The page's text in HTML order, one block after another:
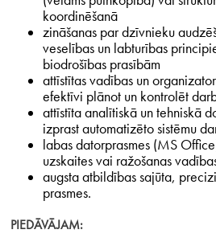
koordinēšanā
zināšanas par dzīvnieku
veselības un labturības
biodrošības prasībām
attīstītas vadības un
efektīvi plānot un kontrolēt
attīstīta analītiskā un tehniskā
izprast automatizēto sistēmu
labas datorprasmes (MS
uzskaites vai ražošanas
augsta atbildības sajūta,
prasmes.
PIEDĀVĀJAM: